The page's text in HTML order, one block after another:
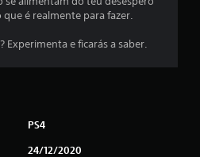
8
é realmente para fazer.
Experimenta e ficarás a saber.
PS4
24/12/2020